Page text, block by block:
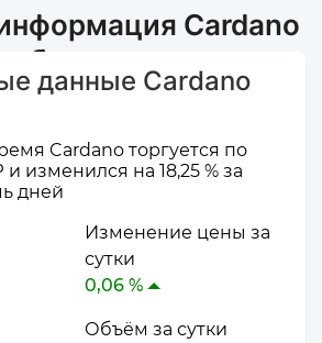
Cardano
данные Cardano
Cardano торгуется по
и изменился на 18,25 % за
дней
Изменение цены за
сутки
0,06 %
Объём за сутки